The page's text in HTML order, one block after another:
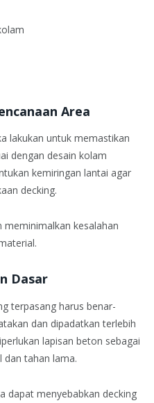
Area
lakukan untuk memastikan
dengan desain kolam
kemiringan lantai agar
decking.
meminimalkan kesalahan
Dasar
terpasang harus benar-
dan dipadatkan terlebih
lapisan beton sebagai
dan tahan lama.
dapat menyebabkan decking